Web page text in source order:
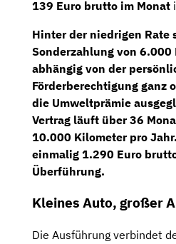
139 Euro brutto im Monat
Hinter der niedrigen Rate
Sonderzahlung von 6.000
abhängig von der
Förderberechtigung ganz
die Umweltprämie
Vertrag läuft über 36
10.000 Kilometer pro
einmalig 1.290 Euro
Überführung.
Kleines Auto, großer
Die Ausführung verbindet